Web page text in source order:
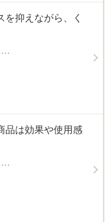
抑えながら、く
…
品は効果や使用感
…